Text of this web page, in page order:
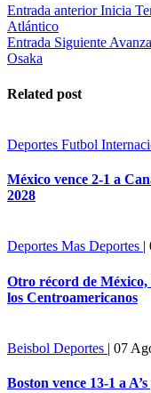
Entrada anterior Inicia
Atlántico
Entrada Siguiente
Osaka
Related post
Deportes Futbol
México vence 2-1 a
2028
Deportes Mas Deportes |
Otro récord de México,
los Centroamericanos
Beisbol Deportes | 07
Boston vence 13-1 a